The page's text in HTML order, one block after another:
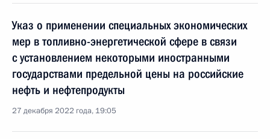
Указ о применении специальных экономических
мер в топливно-энергетической сфере в связи
с установлением некоторыми иностранными
государствами предельной цены на российские
нефть и нефтепродукты
27 декабря 2022 года, 19:05